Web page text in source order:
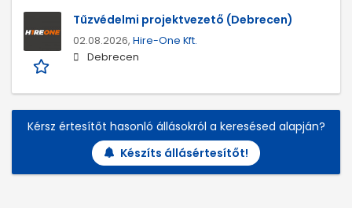
Tűzvédelmi projektvezető (Debrecen)
02.08.2026, Hire-One Kft.
Debrecen
Kérsz értesítőt hasonló állásokról a keresésed alapján?
Készíts állásértesítőt!